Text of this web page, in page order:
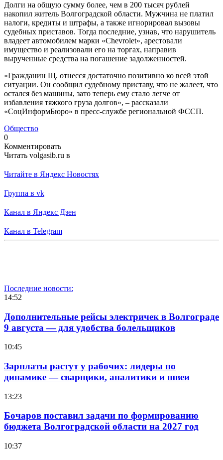
Долги на общую сумму более, чем в 200 тысяч рублей
накопил житель Волгоградской области. Мужчина не платил
налоги, кредиты и штрафы, а также игнорировал вызовы
судебных приставов. Тогда последние, узнав, что нарушитель
владеет автомобилем марки «Chevrolet», арестовали
имущество и реализовали его на торгах, направив
вырученные средства на погашение задолженностей.
«Гражданин Щ. отнесся достаточно позитивно ко всей этой
ситуации. Он сообщил судебному приставу, что не жалеет, что
остался без машины, зато теперь ему стало легче от
избавления тяжкого груза долгов», – рассказали
«СоцИнформБюро» в пресс-службе региональной ФССП.
Общество
0
Комментировать
Читать volgasib.ru в
Читайте в Яндекс Новостях
Группа в vk
Канал в Яндекс Дзен
Канал в Telegram
Последние новости:
14:52
Дополнительные рейсы электричек в Волгограде
9 августа — для удобства болельщиков
10:45
Зарплаты растут у рабочих: лидеры по
динамике — сварщики, аналитики и швеи
13:23
Бочаров поставил задачи по формированию
бюджета Волгоградской области на 2027 год
10:37